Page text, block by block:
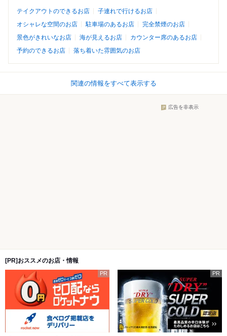
テイクアウトのできるお店
子連れで行けるお店
オシャレな空間のお店
駐車場のあるお店
完全禁煙のお店
景色がきれいなお店
海が見えるお店
カウンター席のあるお店
予約のできるお店
落ち着いた雰囲気のお店
関連の情報をすべて表示する
広告を非表示
[PR]おススメのお店・情報
PR PR